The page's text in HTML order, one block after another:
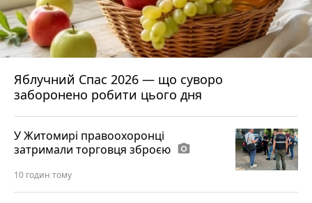
Яблучний Спас 2026 — що суворо
заборонено робити цього дня
У Житомирі правоохоронці
затримали торговця зброєю photo_camera
10 годин тому